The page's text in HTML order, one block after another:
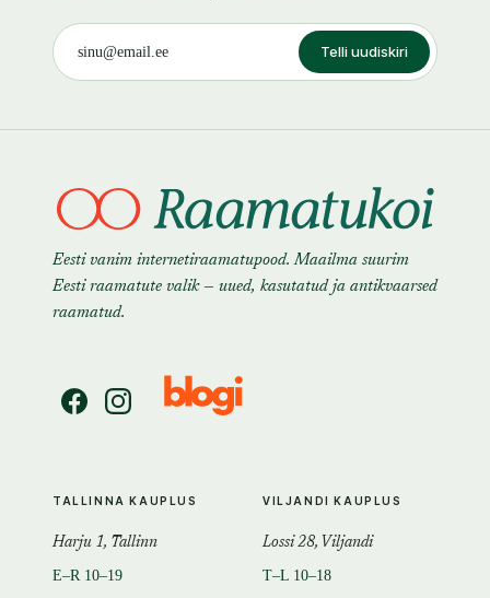
Telli uudiskiri
Eesti vanim internetiraamatupood. Maailma suurim
Eesti raamatute valik — uued, kasutatud ja antikvaarsed
raamatud.
TALLINNA KAUPLUS
Harju 1, Tallinn
E–R 10–19
VILJANDI KAUPLUS
Lossi 28, Viljandi
T–L 10–18